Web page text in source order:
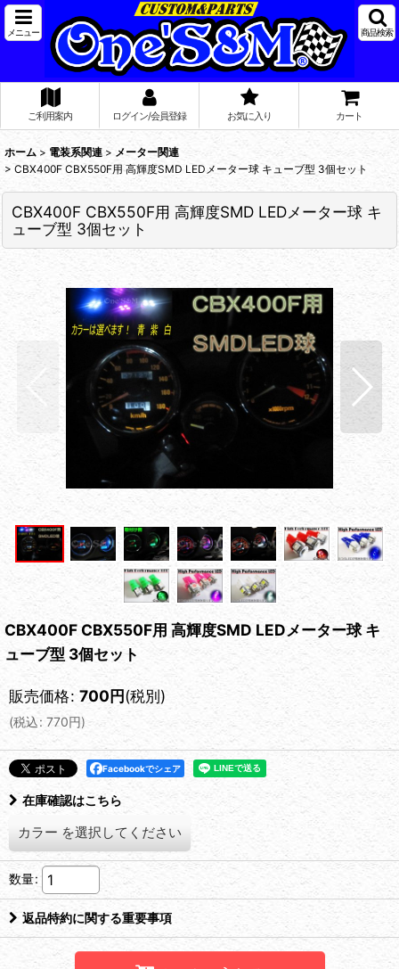
メニュー 商品検索
ご利用案内 ログイン/会員登録 お気に入り カート
ホーム > 電装系関連 > メーター関連
> CBX400F CBX550F用 高輝度SMD LEDメーター球 キューブ型 3個セット
CBX400F CBX550F用 高輝度SMD LEDメーター球 キ
ューブ型 3個セット
CBX400F CBX550F用 高輝度SMD LEDメーター球 キ
ューブ型 3個セット
販売価格: 700円(税別)
(税込: 770円)
Facebookでシェア
在庫確認はこちら
カラー を選択してください
数量:
返品特約に関する重要事項